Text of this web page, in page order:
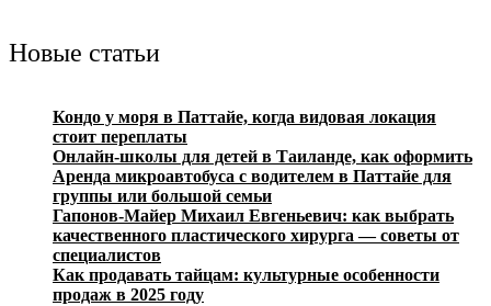
Новые статьи
Кондо у моря в Паттайе, когда видовая локация
стоит переплаты
Онлайн-школы для детей в Таиланде, как оформить
Аренда микроавтобуса с водителем в Паттайе для
группы или большой семьи
Гапонов-Майер Михаил Евгеньевич: как выбрать
качественного пластического хирурга — советы от
специалистов
Как продавать тайцам: культурные особенности
продаж в 2025 году